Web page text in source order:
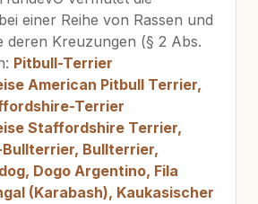
einer Reihe von Rassen und
deren Kreuzungen (§ 2 Abs.
Pitbull-Terrier
American Pitbull Terrier,
Terrier
Staffordshire Terrier,
Bullterrier,
Dogo Argentino, Fila
(Karabash), Kaukasischer